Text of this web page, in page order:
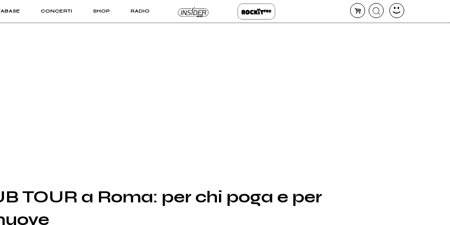
CONCERTI SHOP RADIO
PRO
TOUR a Roma: per chi poga e per